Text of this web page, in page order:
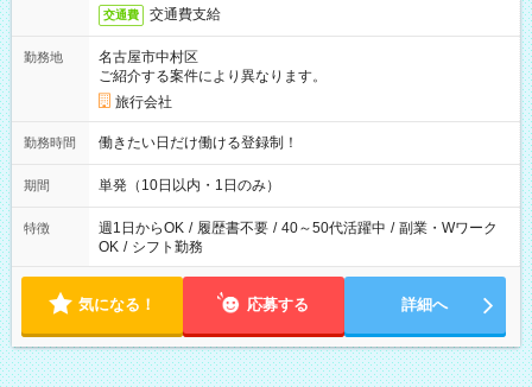
交通費 交通費支給
勤務地
名古屋市中村区
ご紹介する案件により異なります。
旅行会社
勤務時間 働きたい日だけ働ける登録制！
期間 単発（10日以内・1日のみ）
特徴 週1日からOK / 履歴書不要 / 40～50代活躍中 / 副業・Wワーク
OK / シフト勤務
気になる！ 応募する 詳細へ